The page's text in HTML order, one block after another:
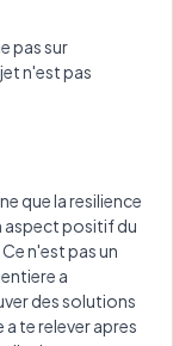
pas sur
n'est pas
que la resilience
aspect positif du
n'est pas un
a
des solutions
te relever apres